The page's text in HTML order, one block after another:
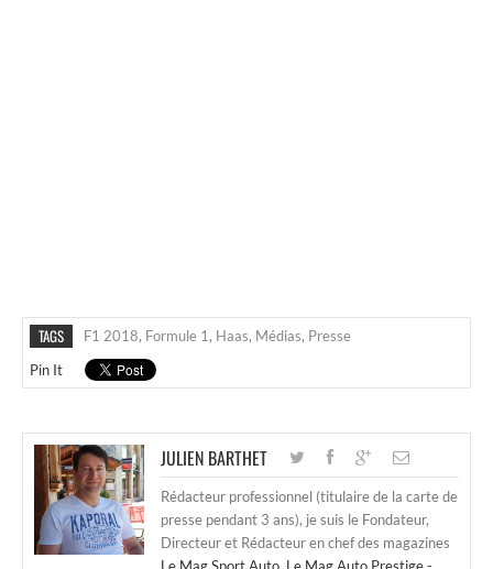
TAGS F1 2018, Formule 1, Haas, Médias, Presse
Pin It
JULIEN BARTHET
Rédacteur professionnel (titulaire de la carte de
presse pendant 3 ans), je suis le Fondateur,
Directeur et Rédacteur en chef des magazines